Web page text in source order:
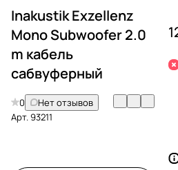
Inakustik Exzellenz
Mono Subwoofer 2.0
m кабель
сабвуферный
0
Нет отзывов
Арт.93211